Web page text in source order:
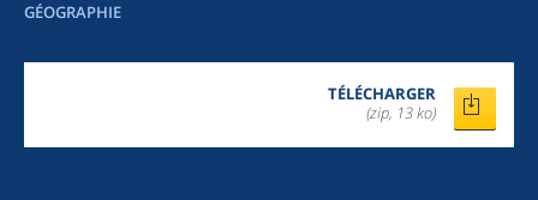
GÉOGRAPHIE
TÉLÉCHARGER
(zip, 13 ko)